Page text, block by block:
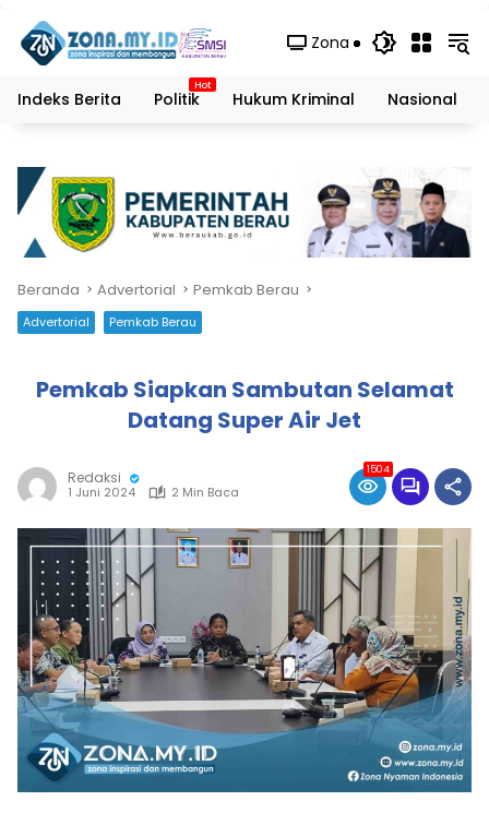
Zona
Indeks Berita Politik Hukum Kriminal Nasional
Beranda Advertorial Pemkab Berau
Advertorial Pemkab Berau
Pemkab Siapkan Sambutan Selamat
Datang Super Air Jet
Redaksi
1 Juni 2024 2 Min Baca
1504